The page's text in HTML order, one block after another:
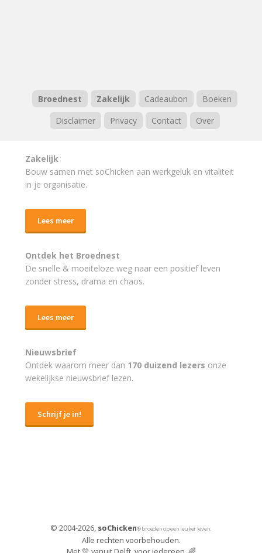
Broednest Zakelijk Cadeaubon
Boeken
Disclaimer
Privacy Contact Over
Zakelijk
Bouw samen met soChicken aan werkgeluk en vitaliteit
in je organisatie.
Lees meer
Ontdek het Broednest
De snelle & moeiteloze weg naar een positief leven
zonder stress, drama en chaos.
Lees meer
Nieuwsbrief
Ontdek waarom meer dan 170 duizend lezers onze
wekelijkse nieuwsbrief lezen.
Schrijf je in!
© 2004-2026, soChicken® broeden op een leuker leven.
Alle rechten voorbehouden.